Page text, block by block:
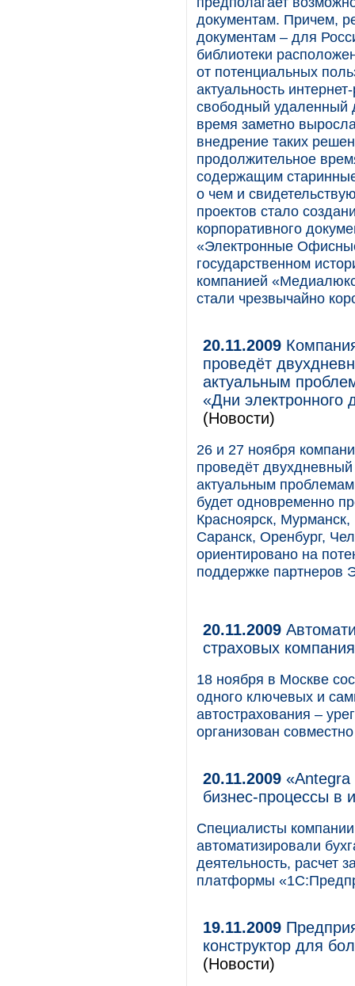
документам. Причем,
документам – для
библиотеки
от потенциальных
актуальность
свободный удаленный
время заметно
внедрение таких
продолжительное
содержащим
о чем и
проектов стало
корпоративного
«Электронные
государственном
компанией
стали чрезвычайно
20.11.2009
проведёт
актуальным
«Дни электронного
(Новости)
26 и 27 ноября
проведёт
актуальным
будет одновременно
Красноярск,
Саранск, Оренбург,
ориентировано на
поддержке партнеров
20.11.2009
страховых
18 ноября в Москве
одного ключевых и
автострахования –
организован
20.11.2009
бизнес-процессы в
Специалисты
автоматизировали
деятельность, расчет
платформы
19.11.2009
конструктор для
(Новости)